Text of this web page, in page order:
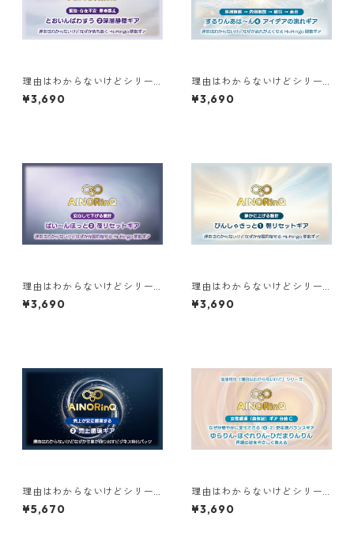
理由はわからないけどシリー
ズ【F】｜なぜか落ち着く とお
いんぱわすう❷深層静穏ギア
¥3,690
理由はわからないけどシリー
ズ【C】｜なぜか流れがよくな
る するりんあは〜ん❹アイデ
¥3,690
理由はわからないけどシリー
ズ【B】｜なぜか充電回復する
ぱい〜んほっと❷夜リセット
¥3,690
理由はわからないけどシリー
ズ【B】｜なぜか充電回復する
ぴんしゃきっと❶朝リセット
¥3,690
理由はわからないけどシリー
ズ【D】｜なぜか仕事が回り出
すビジネス特化パック ❷売上
¥5,670
理由はわからないけどシリー
ズ【A】｜なぜか穏やかに変化
できる(❺-2)更年期バランスギ
¥3,690